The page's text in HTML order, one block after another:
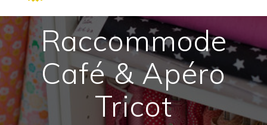
Raccommode
Café & Apéro
Tricot